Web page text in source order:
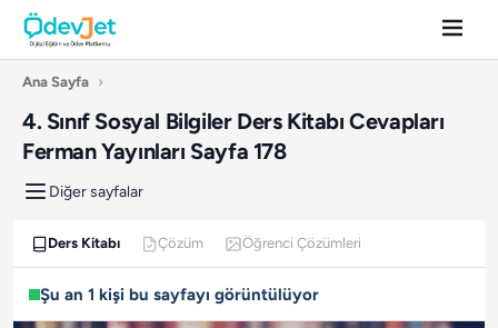
Ana Sayfa ›
4. Sınıf Sosyal Bilgiler Ders Kitabı Cevapları
Ferman Yayınları Sayfa 178
Diğer sayfalar
Ders Kitabı Çözüm Öğrenci Çözümleri
Şu an 1 kişi bu sayfayı görüntülüyor